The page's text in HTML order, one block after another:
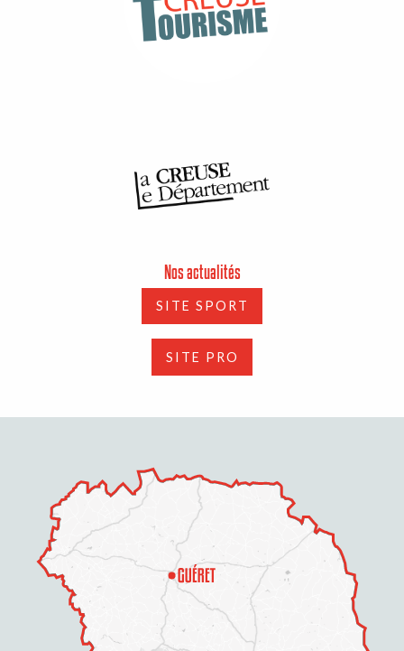
Nos actualités
SITE SPORT
SITE PRO